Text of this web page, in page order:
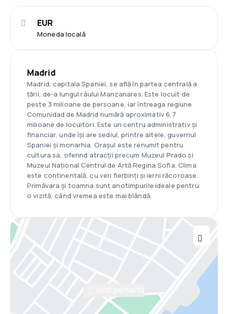
Moneda locală
EUR
Madrid
Madrid, capitala Spaniei, se află în partea centrală a
țării, de-a lungul râului Manzanares. Este locuit de
peste 3 milioane de persoane, iar întreaga regiune
Comunidad de Madrid numără aproximativ 6,7
milioane de locuitori. Este un centru administrativ și
financiar, unde își are sediul, printre altele, guvernul
Spaniei și monarhia. Orașul este renumit pentru
cultura sa, oferind atracții precum Muzeul Prado și
Muzeul Național Centrul de Artă Regina Sofia. Clima
este continentală, cu veri fierbinți și ierni răcoroase.
Primăvara și toamna sunt anotimpurile ideale pentru
o vizită, când vremea este mai blândă.